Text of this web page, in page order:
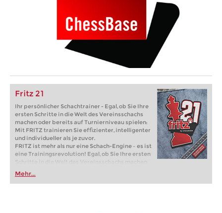
Fritz 21
Ihr persönlicher Schachtrainer - Egal, ob Sie Ihre
ersten Schritte in die Welt des Vereinsschachs
machen oder bereits auf Turnierniveau spielen:
Mit FRITZ trainieren Sie effizienter, intelligenter
und individueller als je zuvor.
FRITZ ist mehr als nur eine Schach-Engine – es ist
eine Trainingsrevolution! Egal, ob Sie Ihre ersten
Schritte in die Welt des Vereinsschachs machen
oder bereits auf Turnierniveau spielen: Mit
FRITZ trainieren Sie effizienter, intelligenter und
individueller als je zuvor.
Mehr...